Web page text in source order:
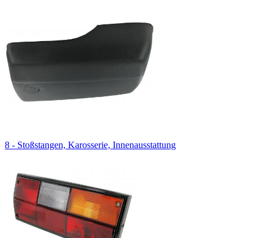
8 - Stoßstangen, Karosserie, Innenausstattung